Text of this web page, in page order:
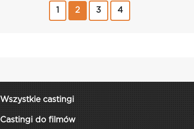
2 3 4
Wszystkie castingi
Castingi do filmów